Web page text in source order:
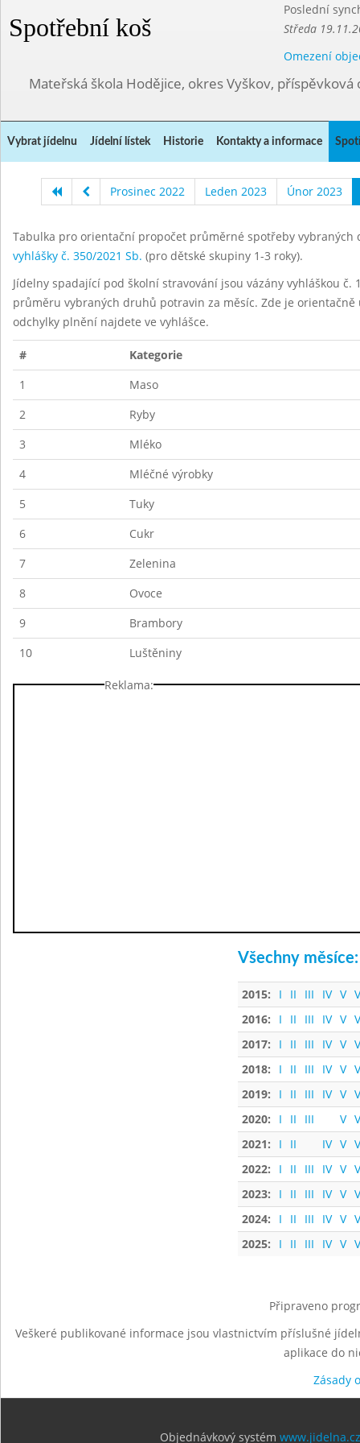
Spotřební koš
Poslední
Středa
Omezení
Mateřská škola Hodějice, okres Vyškov, příspěvková
Vybrat jídelnu Jídelní lístek Historie Kontakty a informace
Prosinec 2022 Leden 2023 Únor 2023
Tabulka pro orientační propočet průměrné spotřeby
vyhlášky č. 350/2021 Sb. (pro dětské skupiny 1-3 roky).
Jídelny spadající pod školní stravování jsou vázány vyhláškou
průměru vybraných druhů potravin za měsíc. Zde je
odchylky plnění najdete ve vyhlášce.
#
Kategorie
1
Maso
2
Ryby
3
Mléko
4
Mléčné výrobky
5
Tuky
6
Cukr
7
Zelenina
8
Ovoce
9
Brambory
10
Luštěniny
Reklama:
Všechny měsíce:
2015: I II III IV V
2016:
I II III IV V
2017:
I II III IV V
2018:
I II III IV V
2019:
I II III IV V
2020:
I II III V
2021:
I II IV V
2022:
I II III IV V
2023:
I II III IV V
2024:
I II III IV V
2025:
I II III IV V
Připraveno
Veškeré publikované informace jsou vlastnictvím příslušné
aplikace do
Zásady
Objednávkový systém www.jidelna.cz